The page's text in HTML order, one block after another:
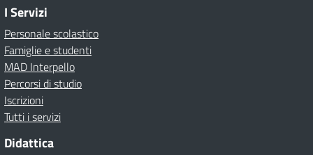
I Servizi
Personale scolastico
Famiglie e studenti
MAD Interpello
Percorsi di studio
Iscrizioni
Tutti i servizi
Didattica